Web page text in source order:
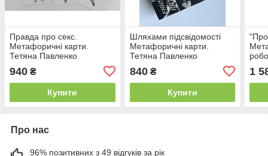
Правда про секс.
Метафоричні карти.
Тетяна Павленко
940 ₴
Купити
Шляхами підсвідомості
Метафоричні карти.
Тетяна Павленко
840₴
Купити
1
Про нас
96% позитивних з 49 відгуків за рік